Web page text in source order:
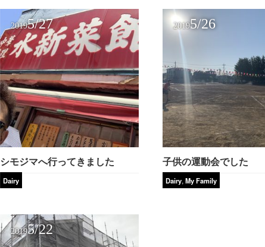
20195/27
シモジマへ行ってきました
Dairy
20195/26
子供の運動会でした
Dairy, My Family
20195/22